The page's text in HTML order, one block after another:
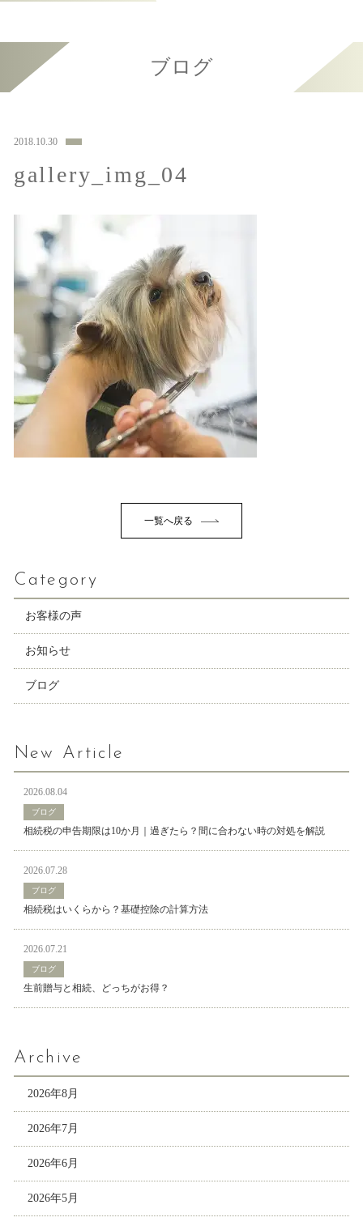
ブログ
2018.10.30
gallery_img_04
一覧へ戻る
Category
お客様の声
お知らせ
ブログ
New Article
2026.08.04
ブログ
相続税の申告期限は10か月｜過ぎたら？間に合わない時の対処を解説
2026.07.28
ブログ
相続税はいくらから？基礎控除の計算方法
2026.07.21
ブログ
生前贈与と相続、どっちがお得？
Archive
2026年8月
2026年7月
2026年6月
2026年5月